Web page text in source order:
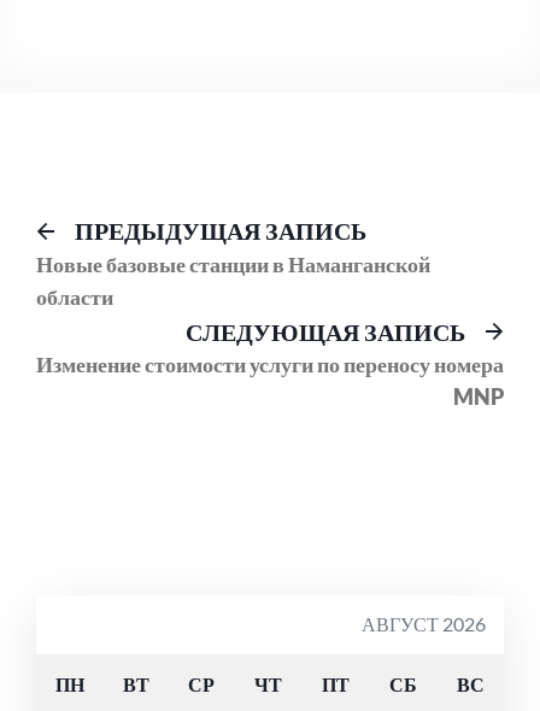
Навигация
по
записям
ПРЕДЫДУЩАЯ ЗАПИСЬПредыдущий
пост:
Новые базовые станции в Наманганской
области
СЛЕДУЮЩАЯ ЗАПИСЬ
Изменение стоимости услуги по переносу номера
MNP
АВГУСТ 2026
ПН ВТ СР ЧТ ПТ СБ ВС